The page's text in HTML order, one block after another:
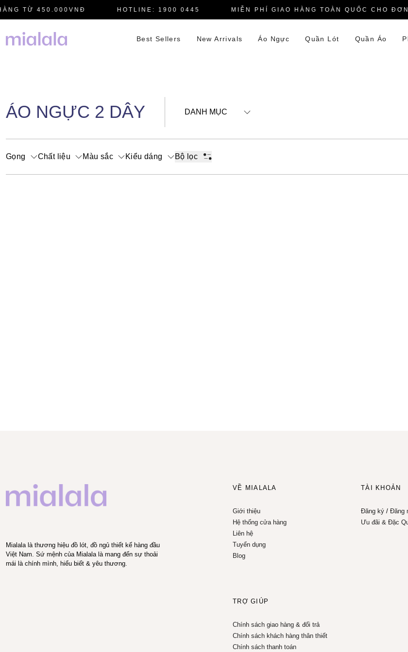
TỪ 450.000VNĐ HOTLINE: 1900 0445 MIỄN PHÍ GIAO HÀNG TOÀN QUỐC CHO
Best Sellers New Arrivals Áo Ngực Quần Lót Quần Áo
ÁO NGỰC 2 DÂY DANH MỤC
Gọng Chất liệu Màu sắc Kiểu dáng Bộ lọc
Mialala là thương hiệu đồ lót, đồ ngủ thiết kế hàng đầu
Việt Nam. Sứ mệnh của Mialala là mang đến sự thoải
mái là chính mình, hiểu biết & yêu thương.
VỀ MIALALA
Giới thiệu
Hệ thống cửa hàng
Liên hệ
Tuyển dụng
Blog
TÀI KHOẢN
Đăng ký/ Đăng
Ưu đãi & Đặc
TRỢ GIÚP
Chính sách giao hàng & đổi trả
Chính sách khách hàng thân thiết
Chính sách thanh toán